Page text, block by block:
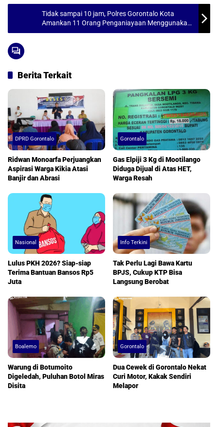
s
p
b
o
o
l e
Tidak sampai 10 jam, Polres Gorontalo Kota
Amankan 11 Orang Penganiayaan Menggunakan
Senjata Tajam di Eks Terminal Andalas
Berita Terkait
DPRD Gorontalo
Ridwan Monoarfa Perjuangkan
Aspirasi Warga Kikia Atasi
Banjir dan Abrasi
Gorontalo
Gas Elpiji 3 Kg di Mootilango
Diduga Dijual di Atas HET,
Warga Resah
Nasional
Lulus PKH 2026? Siap-siap
Terima Bantuan Bansos Rp5
Juta
Info Terkini
Tak Perlu Lagi Bawa Kartu
BPJS, Cukup KTP Bisa
Langsung Berobat
Boalemo
Warung di Botumoito
Digeledah, Puluhan Botol Miras
Disita
Gorontalo
Dua Cewek di Gorontalo Nekat
Curi Motor, Kakak Sendiri
Melapor